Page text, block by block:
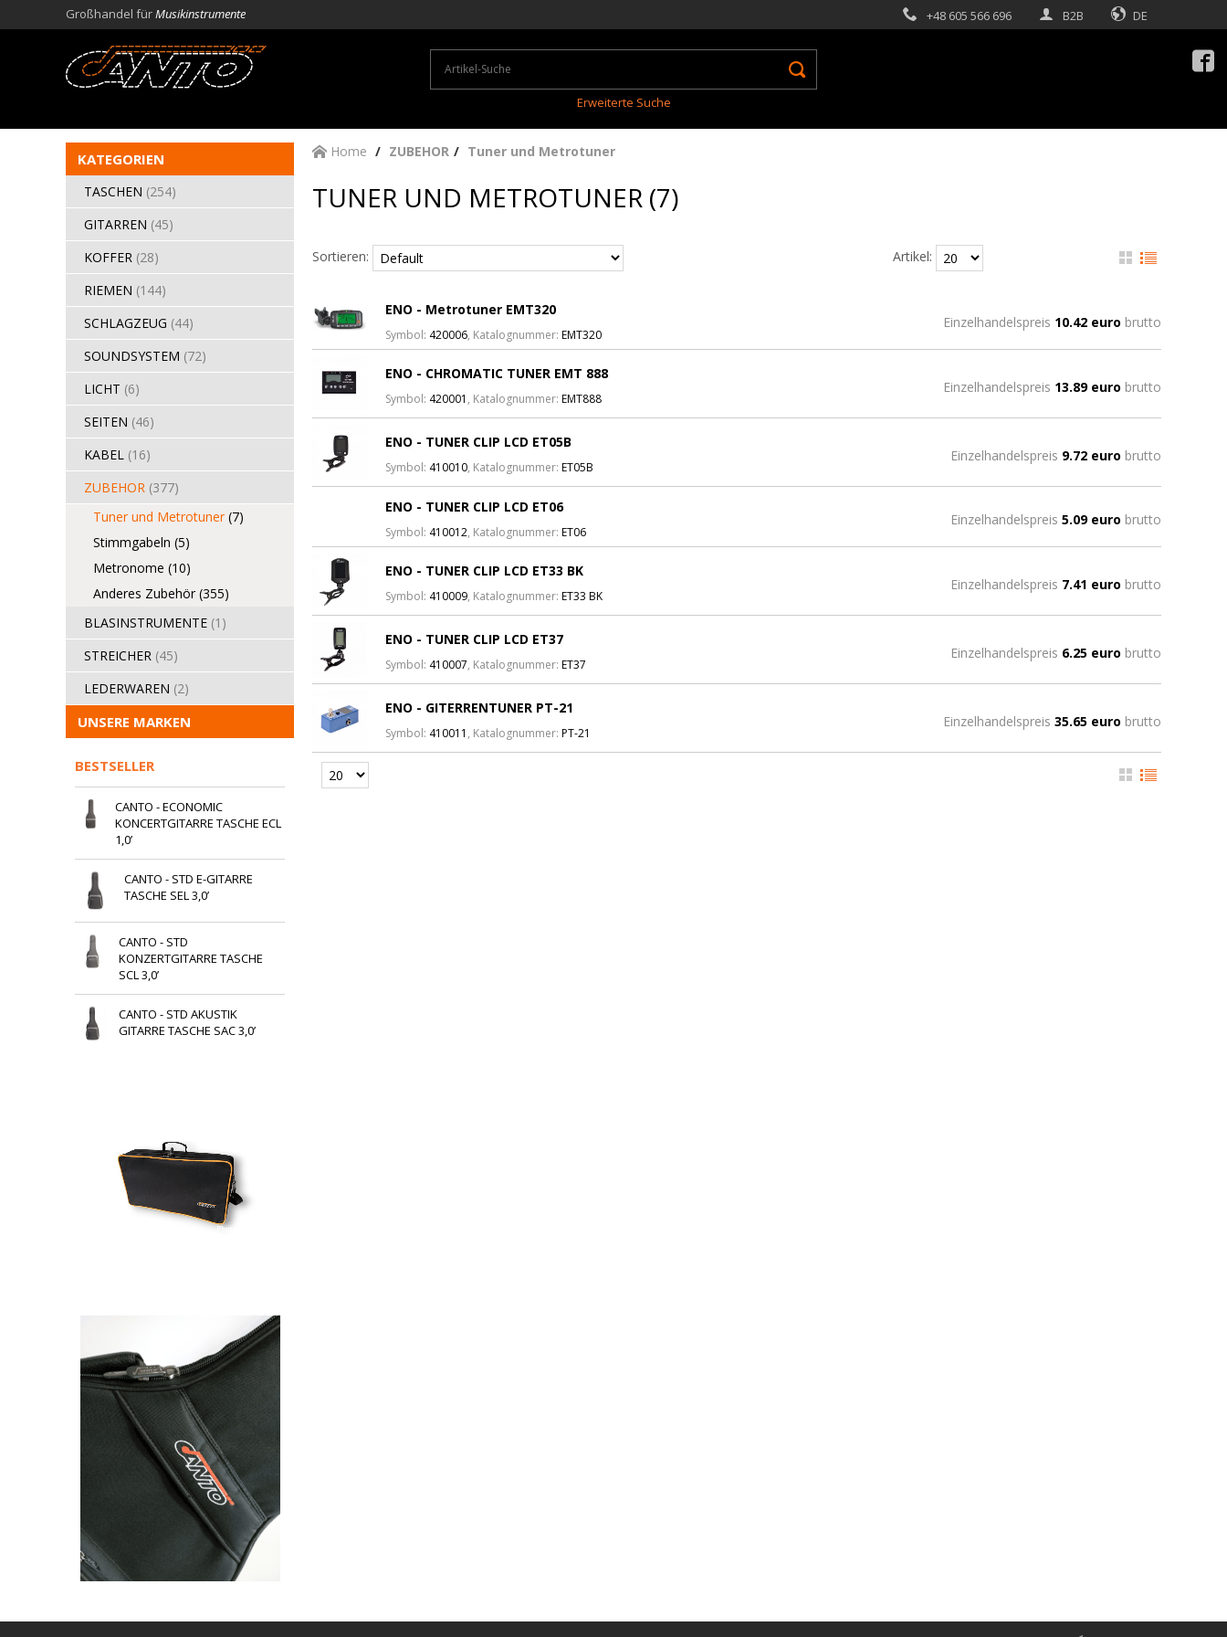
Großhandel fürMusikinstrumente +48 605 566 696 B2B DE
Erweiterte Suche
KATEGORIEN
TASCHEN (254)
GITARREN (45)
KOFFER (28)
RIEMEN (144)
SCHLAGZEUG (44)
SOUNDSYSTEM (72)
LICHT (6)
SEITEN (46)
KABEL (16)
ZUBEHOR (377)
Tuner und Metrotuner (7)
Stimmgabeln (5)
Metronome (10)
Anderes Zubehör (355)
BLASINSTRUMENTE (1)
STREICHER (45)
LEDERWAREN (2)
UNSERE MARKEN
BESTSELLER
CANTO - ECONOMIC
KONCERTGITARRE TASCHE ECL
1,0’
CANTO - STD E-GITARRE
TASCHE SEL 3,0’
CANTO - STD
KONZERTGITARRE TASCHE
SCL 3,0’
CANTO - STD AKUSTIK
GITARRE TASCHE SAC 3,0’
Home ZUBEHOR Tuner und Metrotuner
TUNER UND METROTUNER (7)
Sortieren: Artikel:
ENO - Metrotuner EMT320
Symbol: 420006, Katalognummer: EMT320
Einzelhandelspreis 10.42 euro brutto
ENO - CHROMATIC TUNER EMT 888
Symbol: 420001 , Katalognummer: EMT888
Einzelhandelspreis 13.89 euro brutto
ENO - TUNER CLIP LCD ET05B
Symbol: 410010, Katalognummer: ET05B
Einzelhandelspreis 9.72 euro brutto
ENO - TUNER CLIP LCD ET06
Symbol: 410012, Katalognummer: ET06
Einzelhandelspreis 5.09 euro brutto
ENO - TUNER CLIP LCD ET33 BK
Symbol: 410009, Katalognummer: ET33 BK
Einzelhandelspreis 7.41 euro brutto
ENO - TUNER CLIP LCD ET37
Symbol: 410007, Katalognummer: ET37
Einzelhandelspreis 6.25 euro brutto
ENO - GITERRENTUNER PT-21
Symbol: 410011 , Katalognummer: PT-21
Einzelhandelspreis 35.65 euro brutto
